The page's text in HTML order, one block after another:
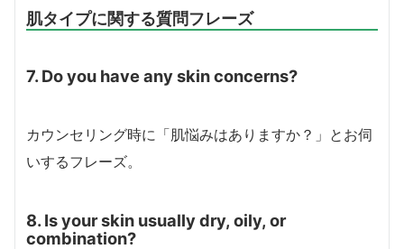
肌タイプに関する質問フレーズ
7. Do you have any skin concerns?
カウンセリング時に「肌悩みはありますか？」とお伺
いするフレーズ。
8. Is your skin usually dry, oily, or
combination?